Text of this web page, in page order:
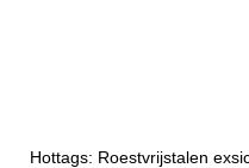
Hottags: Roestvrijstalen